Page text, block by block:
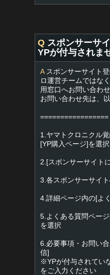
Q スポンサーサ
YPが付与されま
Aスポンサーサイト
ロ運営チームではな
用窓口へお問い合わせ
お問い合わせ先は、
=================
1.ヤマトクロニクル
[YP購入ページ]を選択
2.[スポンサーサイト
3.各スポンサーサイ
4.詳細ページ内の[よ
5.よくある質問ペー
を選択
6.必要事項・お問い
信]
※YPが付与されてい
をご入力ください